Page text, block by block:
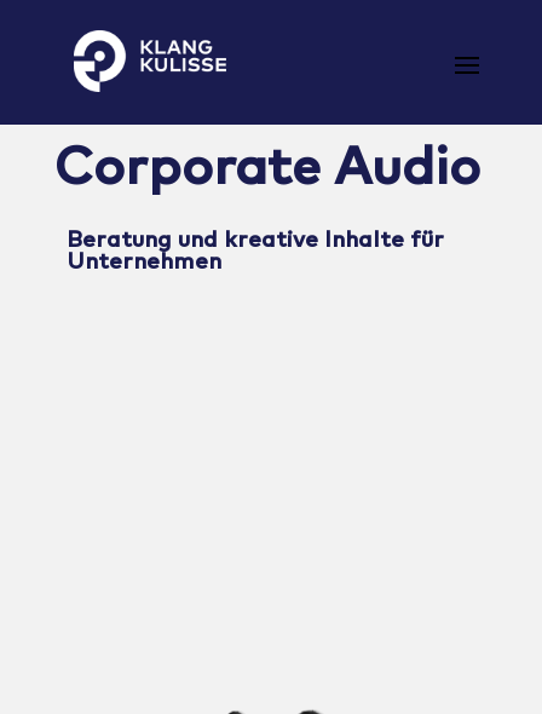
Corporate Audio
Beratung und kreative Inhalte für
Unternehmen